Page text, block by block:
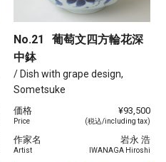
No.21
葡萄文四方輪花深
中鉢
/ Dish with grape design,
Sometsuke
価格
Price
¥93,500
(税込/including tax)
作家名
Artist
岩永 浩
IWANAGA Hiroshi